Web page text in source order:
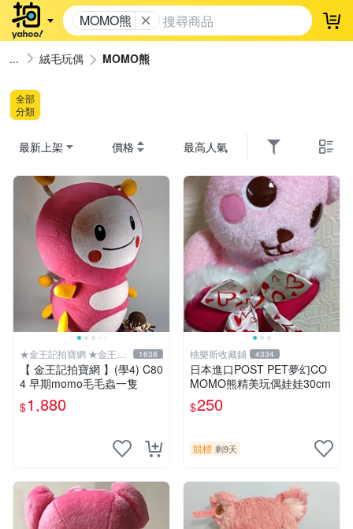
MOMO熊 登
絨毛玩偶 MOMO熊
全部
分類
最新上架 價格 最高人氣
★金王記拍寶網 ★金王記
拍寶趣
1638
【 金王記拍寶網 】(學4) C80
4 早期momo毛毛蟲一隻
$1,880
桃樂斯收藏鋪 4334
日本進口POST PET夢幻CO
MOMO熊精美玩偶娃娃30cm
$250
競標 剩9天